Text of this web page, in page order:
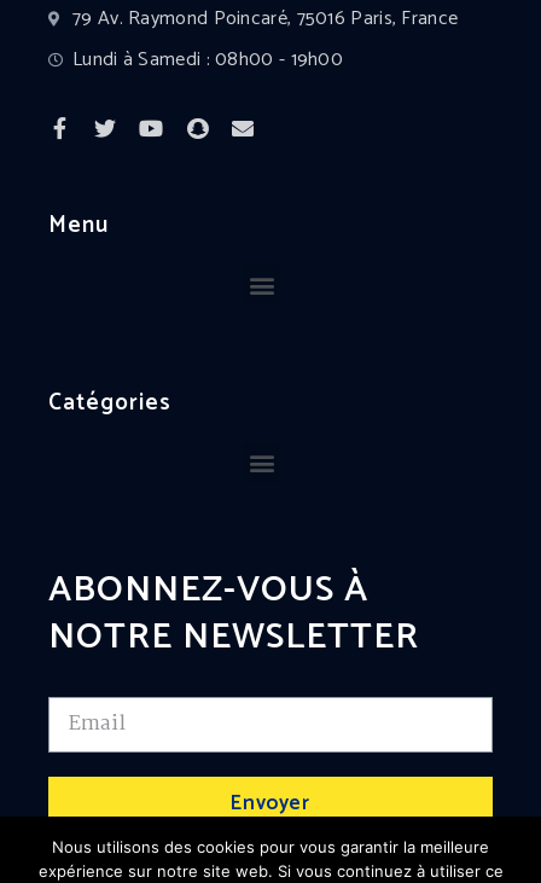
79 Av. Raymond Poincaré, 75016 Paris, France
Lundi à Samedi : 08h00 - 19h00
Menu
Catégories
ABONNEZ-VOUS À
NOTRE NEWSLETTER
Envoyer
Nous utilisons des cookies pour vous garantir la meilleure
expérience sur notre site web. Si vous continuez à utiliser ce